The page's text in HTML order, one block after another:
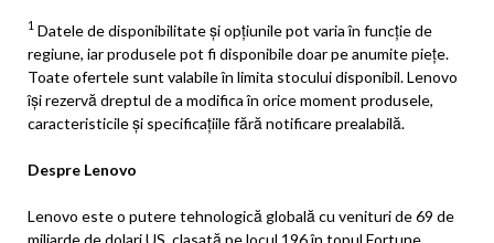
1 Datele de disponibilitate și opțiunile pot varia în funcție de
regiune, iar produsele pot fi disponibile doar pe anumite piețe.
Toate ofertele sunt valabile în limita stocului disponibil. Lenovo
își rezervă dreptul de a modifica în orice moment produsele,
caracteristicile și specificațiile fără notificare prealabilă.
Despre Lenovo
Lenovo este o putere tehnologică globală cu venituri de 69 de
miliarde de dolari US, clasată pe locul 196 în topul Fortune